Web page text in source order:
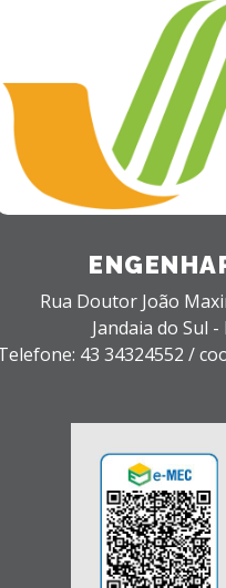
Rua Doutor João
Jandaia do Sul -
43 34324552 /